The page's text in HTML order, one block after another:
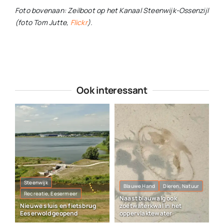
Foto bovenaan: Zeilboot op het Kanaal Steenwijk-Ossenzijl
(foto Tom Jutte, Flickr).
Ook interessant
Steenwijk
Recreatie, Eesermeer
Nieuwe sluis en fietsbrug
Eeserwold geopend
Blauwe Hand Dieren, Natuur
Naast blauwalg ook
zoetwaterkwal in het
oppervlaktewater